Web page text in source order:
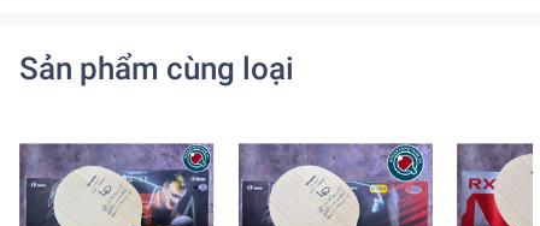
Sản phẩm cùng loại